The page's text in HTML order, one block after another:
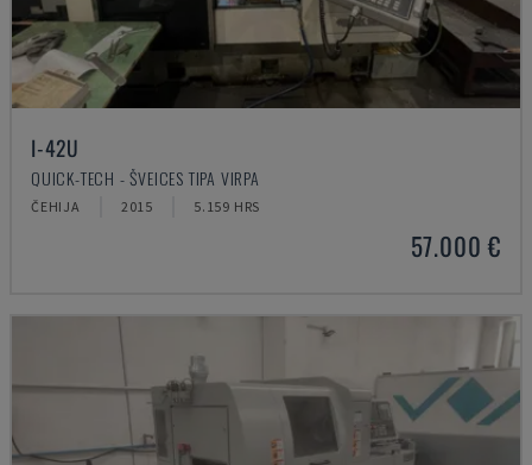
I-42U
QUICK-TECH - ŠVEICES TIPA VIRPA
ČEHIJA 2015 5.159 HRS
57.000 €